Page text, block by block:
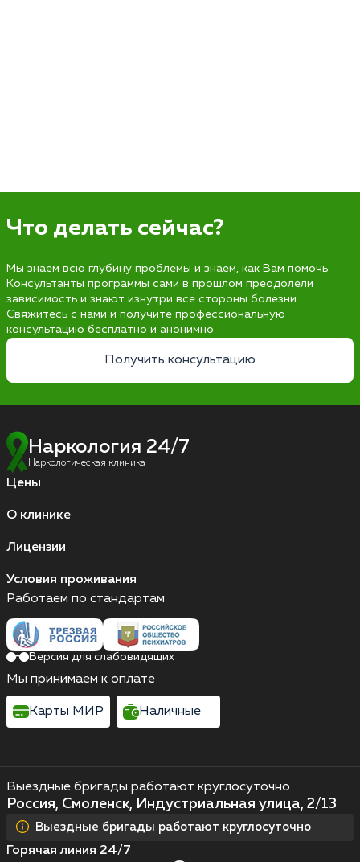
Что делать сейчас?
Мы знаем всю глубину проблемы и знаем, как Вам помочь.
Консультанты программы сами в прошлом преодолели
зависимость и знают изнутри все стороны болезни.
Свяжитесь с нами и получите профессиональную
консультацию бесплатно и анонимно.
Получить консультацию
Наркология 24/7
Наркологическая клиника
Цены
О клинике
Лицензии
Условия проживания
Выездные бригады работают круглосуточно
Россия, Смоленск, Индустриальная улица, 2/13
Выездные бригады работают круглосуточно
Горячая линия 24/7
Работаем по стандартам
Версия для слабовидящих
Мы принимаем к оплате
Карты МИР Наличные